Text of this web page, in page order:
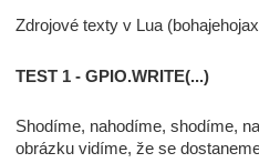
Zdrojové texty v Lua
TEST 1 - GPIO.WRITE(...)
Shodíme, nahodíme, shodíme,
obrázku vidíme, že se